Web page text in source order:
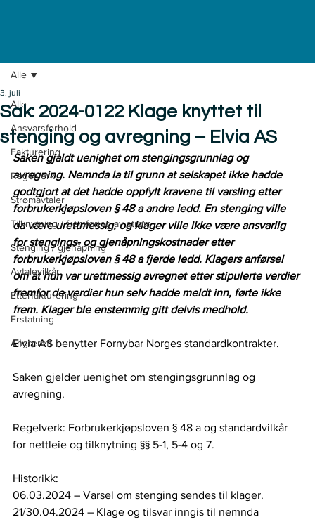
ELKLAGENEMNDA
Alle
Ansvarsforhold
Fakturering
Regelverk
Strømavtaler
Tilknytning / fremføring av strøm
Stenging / gjenåpning
Avtalevilkår
Etterfakturering
Erstatning
Angrerett
Alle
Sak: 2024-0122 Klage knyttet til
stenging og avregning – Elvia AS
3. juli
Saken gjaldt uenighet om stengingsgrunnlag og
avregning. Nemnda la til grunn at selskapet ikke hadde
godtgjort at det hadde oppfylt kravene til varsling etter
forbrukerkjøpsloven § 48 a andre ledd. En stenging ville
da være urettmessig, og klager ville ikke være ansvarlig
for stengings- og gjenåpningskostnader etter
forbrukerkjøpsloven § 48 a fjerde ledd. Klagers anførsel
om at hun var urettmessig avregnet etter stipulerte verdier
fremfor de verdier hun selv hadde meldt inn, førte ikke
frem. Klager ble enstemmig gitt delvis medhold.
Elvia AS benytter Fornybar Norges standardkontrakter.
Saken gjelder uenighet om stengingsgrunnlag og
avregning.
Regelverk: Forbrukerkjøpsloven § 48 a og standardvilkår
for nettleie og tilknytning §§ 5-1, 5-4 og 7.
Historikk:
06.03.2024 – Varsel om stenging sendes til klager.
21/30.04.2024 – Klage og tilsvar inngis til nemnda